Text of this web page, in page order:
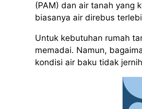
(PAM) dan air tanah yang
biasanya air direbus
Untuk kebutuhan rumah
memadai. Namun,
kondisi air baku tidak